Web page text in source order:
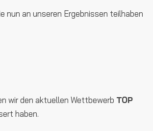
nun an unseren Ergebnissen teilhaben
wir den aktuellen Wettbewerb TOP
haben.